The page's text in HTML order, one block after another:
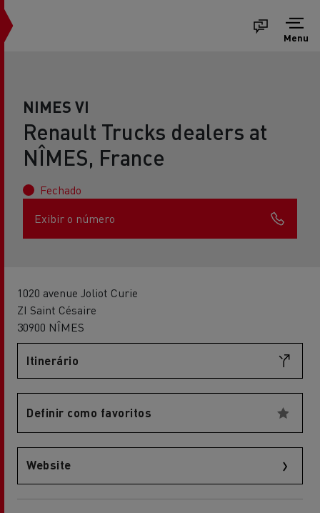
Menu
NIMES VI
Renault Trucks dealers at
NÎMES, France
Fechado
Exibir o número
1020 avenue Joliot Curie
ZI Saint Césaire
30900 NÎMES
Itinerário
Definir como favoritos
Website